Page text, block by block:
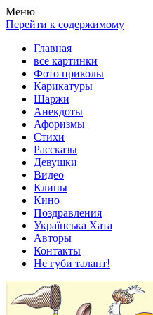
Весела хата — прикольные
Покажем всем ваши фото
Меню
Перейти к содержимому
Главная
все картинки
Фото приколы
Карикатуры
Шаржи
Анекдоты
Афоризмы
Стихи
Рассказы
Девушки
Видео
Клипы
Кино
Поздравления
Українська Хата
Авторы
Контакты
Не губи талант!